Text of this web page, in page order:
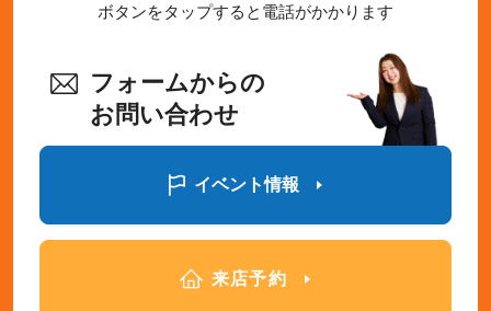
ボタンをタップすると電話がかかります
フォームからの
お問い合わせ
イベント情報
来店予約